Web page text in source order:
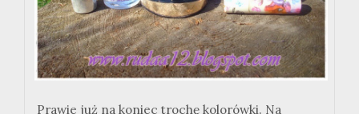
Prawie już na koniec trochę kolorówki. Na